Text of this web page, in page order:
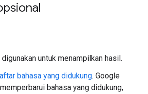
digunakan untuk menampilkan hasil.
bahasa yang didukung. Google
bahasa yang didukung,